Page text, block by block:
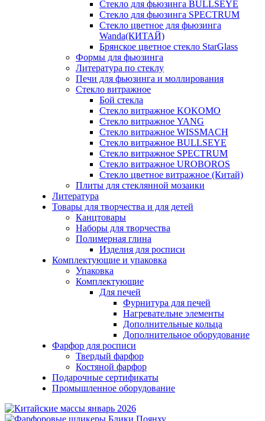
Стекло для фьюзинга BULLSEYE
Стекло для фьюзинга SPECTRUM
Стекло цветное для фьюзинга
Wanda(КИТАЙ)
Брянское цветное стекло StarGlass
Формы для фьюзинга
Литература по стеклу
Печи для фьюзинга и моллирования
Стекло витражное
Бой стекла
Стекло витражное KOKOMO
Стекло витражное YANG
Стекло витражное WISSMACH
Стекло витражное BULLSEYE
Стекло витражное SPECTRUM
Стекло витражное UROBOROS
Стекло цветное витражное (Китай)
Плиты для стеклянной мозаики
Литература
Товары для творчества и для детей
Канцтовары
Наборы для творчества
Полимерная глина
Изделия для росписи
Комплектующие и упаковка
Упаковка
Комплектующие
Для печей
Фурнитура для печей
Нагревательне элементы
Дополнительные кольца
Дополнительное оборудование
Фарфор для росписи
Твердый фарфор
Костяной фарфор
Подарочные сертификаты
Промышленное оборудование